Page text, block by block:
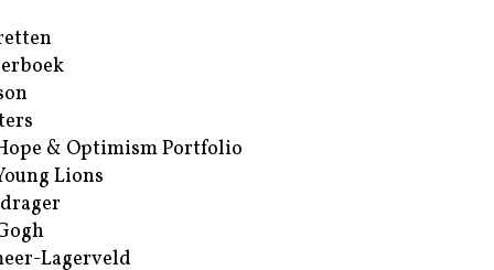
& Optimism Portfolio
Lions
Lagerveld